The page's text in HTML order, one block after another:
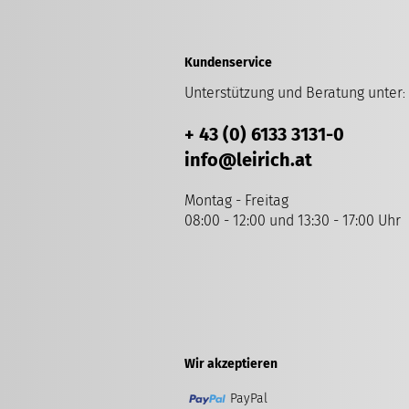
Kundenservice
Unterstützung und Beratung unter:
+ 43 (0) 6133 3131-0
info@leirich.at
Montag - Freitag
08:00 - 12:00 und 13:30 - 17:00 Uhr
Wir akzeptieren
PayPal